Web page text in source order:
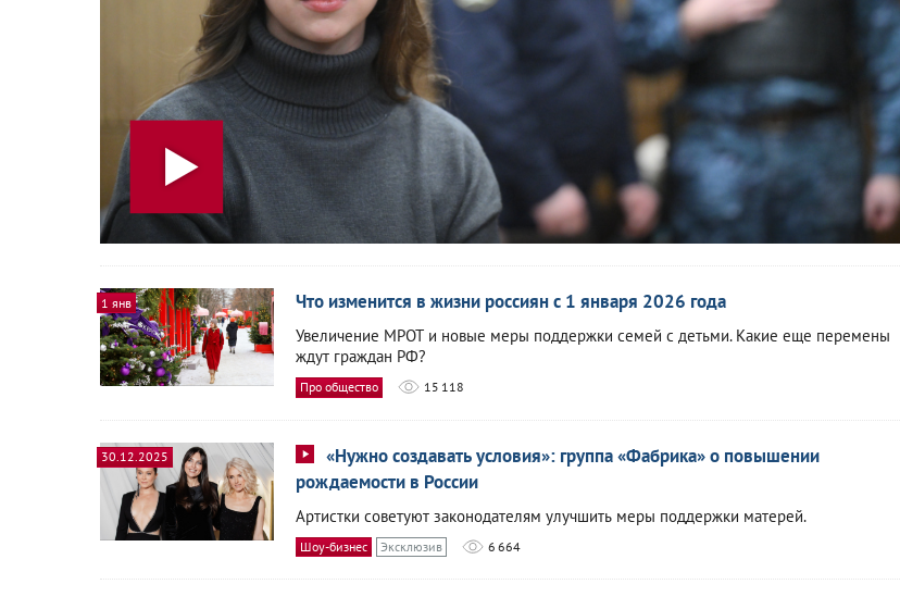
1 янв Что изменится в жизни россиян с 1 января 2026 года
Увеличение МРОТ и новые меры поддержки семей с детьми. Какие еще перемены
ждут граждан РФ?
Про общество 15 118
30.12.2025
«Нужно создавать условия»: группа «Фабрика» о повышении
рождаемости в России
Артистки советуют законодателям улучшить меры поддержки матерей.
Шоу-бизнес Эксклюзив 6 664